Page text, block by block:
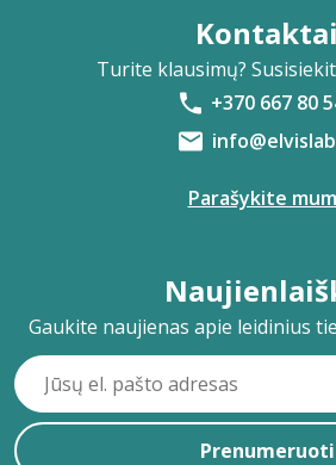
Kontaktai
Turite klausimų?
+370 667 80
Parašykite
Gaukite naujienas apie leidinius
Prenumeruoti